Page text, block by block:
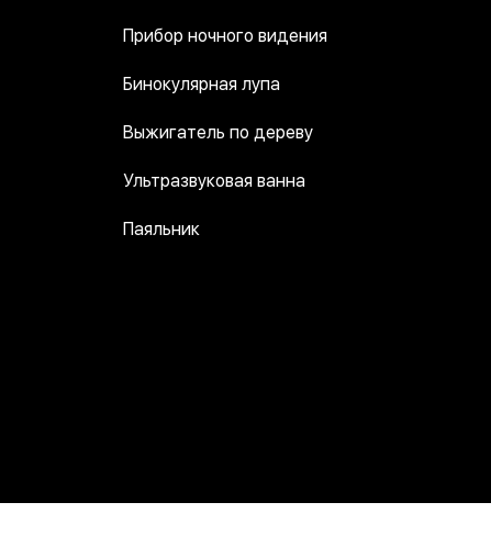
Прибор ночного видения
Бинокулярная лупа
Выжигатель по дереву
Ультразвуковая ванна
Паяльник